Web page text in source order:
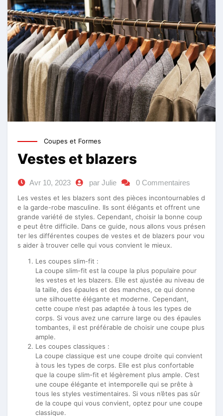
Coupes et Formes
Vestes et blazers
Avr 10, 2023 par Julie 0 Commentaires
Les vestes et les blazers sont des pièces incontournables d
e la garde-robe masculine. Ils sont élégants et offrent une
grande variété de styles. Cependant, choisir la bonne coup
e peut être difficile. Dans ce guide, nous allons vous présen
ter les différentes coupes de vestes et de blazers pour vou
s aider à trouver celle qui vous convient le mieux.
Les coupes slim-fit :
La coupe slim-fit est la coupe la plus populaire pour
les vestes et les blazers. Elle est ajustée au niveau de
la taille, des épaules et des manches, ce qui donne
une silhouette élégante et moderne. Cependant,
cette coupe n’est pas adaptée à tous les types de
corps. Si vous avez une carrure large ou des épaules
tombantes, il est préférable de choisir une coupe plus
ample.
Les coupes classiques :
La coupe classique est une coupe droite qui convient
à tous les types de corps. Elle est plus confortable
que la coupe slim-fit et légèrement plus ample. C’est
une coupe élégante et intemporelle qui se prête à
tous les styles vestimentaires. Si vous n’êtes pas sûr
de la coupe qui vous convient, optez pour une coupe
classique.